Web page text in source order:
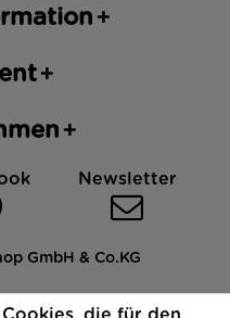
Newsletter
GmbH & Co.KG
AGB Cookies